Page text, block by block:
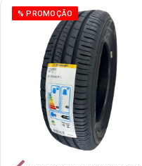
% PROMOÇÃO